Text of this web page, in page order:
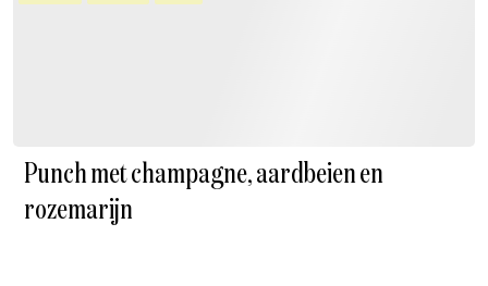
Punch met champagne, aardbeien en
rozemarijn